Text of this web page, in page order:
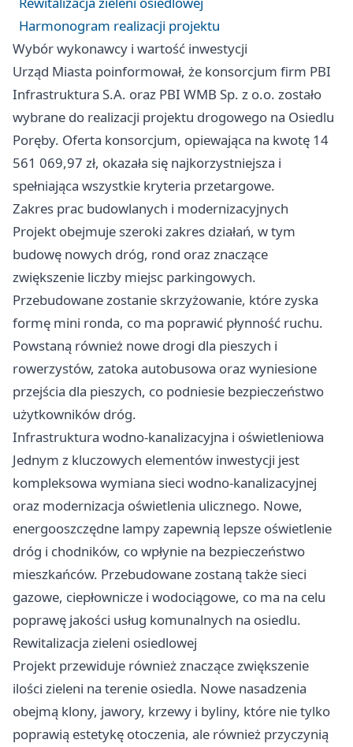
Harmonogram realizacji projektu
Wybór wykonawcy i wartość inwestycji
Urząd Miasta poinformował, że konsorcjum firm PBI
Infrastruktura S.A. oraz PBI WMB Sp. z o.o. zostało
wybrane do realizacji projektu drogowego na Osiedlu
Poręby. Oferta konsorcjum, opiewająca na kwotę 14
561 069,97 zł, okazała się najkorzystniejsza i
spełniająca wszystkie kryteria przetargowe.
Zakres prac budowlanych i modernizacyjnych
Projekt obejmuje szeroki zakres działań, w tym
budowę nowych dróg, rond oraz znaczące
zwiększenie liczby miejsc parkingowych.
Przebudowane zostanie skrzyżowanie, które zyska
formę mini ronda, co ma poprawić płynność ruchu.
Powstaną również nowe drogi dla pieszych i
rowerzystów, zatoka autobusowa oraz wyniesione
przejścia dla pieszych, co podniesie bezpieczeństwo
użytkowników dróg.
Infrastruktura wodno-kanalizacyjna i oświetleniowa
Jednym z kluczowych elementów inwestycji jest
kompleksowa wymiana sieci wodno-kanalizacyjnej
oraz modernizacja oświetlenia ulicznego. Nowe,
energooszczędne lampy zapewnią lepsze oświetlenie
dróg i chodników, co wpłynie na bezpieczeństwo
mieszkańców. Przebudowane zostaną także sieci
gazowe, ciepłownicze i wodociągowe, co ma na celu
poprawę jakości usług komunalnych na osiedlu.
Rewitalizacja zieleni osiedlowej
Projekt przewiduje również znaczące zwiększenie
ilości zieleni na terenie osiedla. Nowe nasadzenia
obejmą klony, jawory, krzewy i byliny, które nie tylko
poprawią estetykę otoczenia, ale również przyczynią